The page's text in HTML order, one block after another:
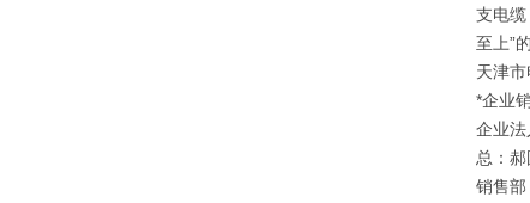
支电
至上”
天津
*企业
企业法
总：
销售部